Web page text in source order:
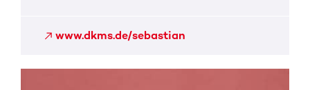
www.dkms.de/sebastian